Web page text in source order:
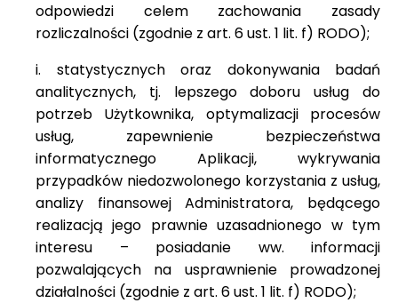
odpowiedzi celem zachowania zasady
rozliczalności (zgodnie z art. 6 ust. 1 lit. f) RODO);
i. statystycznych oraz dokonywania badań
analitycznych, tj. lepszego doboru usług do
potrzeb Użytkownika, optymalizacji procesów
usług, zapewnienie bezpieczeństwa
informatycznego Aplikacji, wykrywania
przypadków niedozwolonego korzystania z usług,
analizy finansowej Administratora, będącego
realizacją jego prawnie uzasadnionego w tym
interesu – posiadanie ww. informacji
pozwalających na usprawnienie prowadzonej
działalności (zgodnie z art. 6 ust. 1 lit. f) RODO);